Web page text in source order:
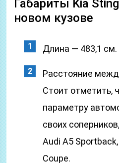
Габариты Kia
новом кузове
Длина — 483,1 см.
Расстояние
Стоит отметить,
параметру
своих
Audi A5
Coupe.